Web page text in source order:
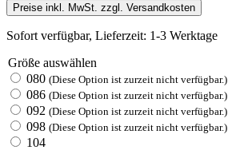
Preise inkl. MwSt. zzgl. Versandkosten
Sofort verfügbar, Lieferzeit: 1-3 Werktage
Größe auswählen
080 (Diese Option ist zurzeit nicht verfügbar.)
086 (Diese Option ist zurzeit nicht verfügbar.)
092 (Diese Option ist zurzeit nicht verfügbar.)
098 (Diese Option ist zurzeit nicht verfügbar.)
104